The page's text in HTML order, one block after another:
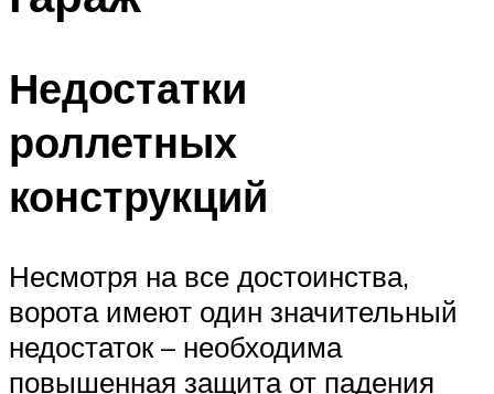
Недостатки
роллетных
конструкций
Несмотря на все достоинства,
ворота имеют один значительный
недостаток – необходима
повышенная защита от падения